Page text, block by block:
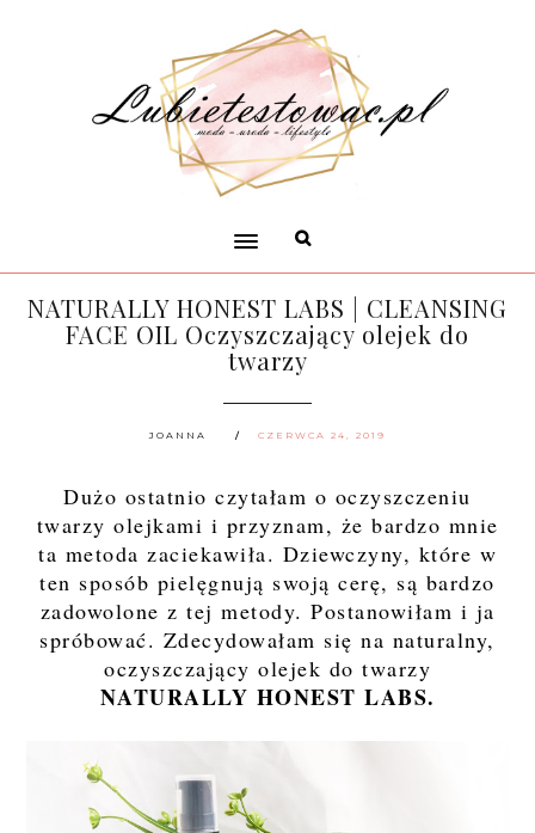
NATURALLY HONEST LABS | CLEANSING
FACE OIL Oczyszczający olejek do
twarzy
JOANNA CZERWCA 24, 2019
Dużo ostatnio czytałam o oczyszczeniu
twarzy olejkami i przyznam, że bardzo mnie
ta metoda zaciekawiła. Dziewczyny, które w
ten sposób pielęgnują swoją cerę, są bardzo
zadowolone z tej metody. Postanowiłam i ja
spróbować. Zdecydowałam się na naturalny,
oczyszczający olejek do twarzy
NATURALLY HONEST LABS.